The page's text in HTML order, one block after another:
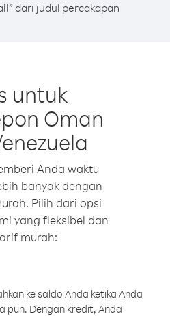
dari judul percakapan
untuk
Oman
Anda waktu
banyak dengan
Pilih dari opsi
yang fleksibel dan
murah:
ke saldo Anda ketika Anda
pun. Dengan kredit, Anda